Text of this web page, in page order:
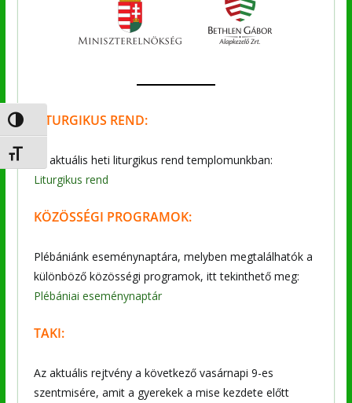
Nagy kontraszt váltása
Betűméret váltása
LITURGIKUS REND:
Az aktuális heti liturgikus rend templomunkban:
Liturgikus rend
KÖZÖSSÉGI PROGRAMOK:
Plébániánk eseménynaptára, melyben megtalálhatók a
különböző közösségi programok, itt tekinthető meg:
Plébániai eseménynaptár
TAKI:
Az aktuális rejtvény a következő vasárnapi 9-es
szentmisére, amit a gyerekek a mise kezdete előtt